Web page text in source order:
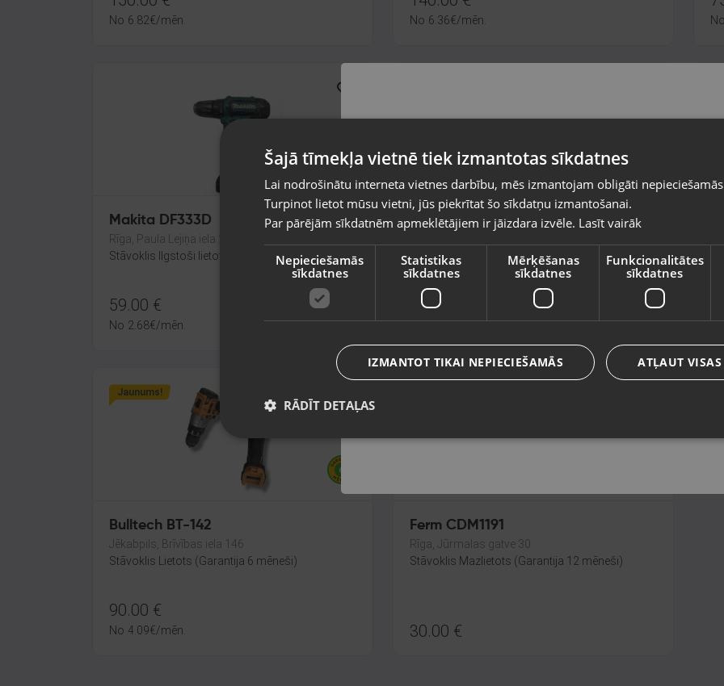
No 6.82€/mēn. No 6.36€/mēn. No
Makita DF333D
Rīga, Paula Lejiņa iela 2
Stāvoklis Ilgstoši lietots (Garantija 14 dienas)
59.00 €
No 2.68€/mēn.
DeWalt DCD794
Stāvoklis Lietots (Garantija 6 mēneši)
165.00
No 7.50€/mēn.
Jaunums!
Bulltech BT-142
Jēkabpils, Brīvības iela 146
Stāvoklis Lietots (Garantija 6 mēneši)
90.00 €
No 4.09€/mēn.
Ferm CDM1191
Rīga, Jūrmalas gatve 30
Stāvoklis Mazlietots (Garantija 12 mēneši)
30.00 €
valsti
Vietnes saturs būs attēlots izvēlētajā valodā
Valsts
Valoda
Latviešu / Latvian
Šajā tīmekļa vietnē tiek izmantotas sīkdatnes
Lai nodrošinātu interneta vietnes darbību, mēs izmantojam obligāti
Turpinot lietot mūsu vietni, jūs piekrītat šo sīkdatņu izmantošanai.
Par pārējām sīkdatnēm apmeklētājiem ir jāizdara izvēle. Lasīt vairāk
Nepieciešamās
sīkdatnes
Statistikas
sīkdatnes
Mērķēšanas
sīkdatnes
Funkcionalitātes
sīkdatnes
ATĻAUT
IZMANTOT TIKAI NEPIECIEŠAMĀS
RĀDĪT DETAĻAS